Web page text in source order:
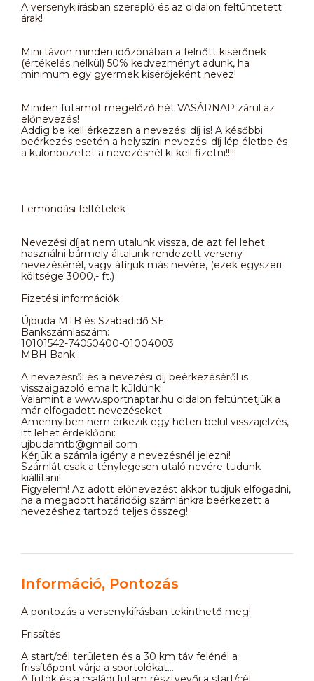
A versenykiírásban szereplő és az oldalon feltüntetett
árak!
Mini távon minden időzónában a felnőtt kisérőnek
(értékelés nélkül) 50% kedvezményt adunk, ha
minimum egy gyermek kisérőjeként nevez!
Minden futamot megelőző hét VASÁRNAP zárul az
előnevezés!
Addig be kell érkezzen a nevezési díj is! A későbbi
beérkezés esetén a helyszíni nevezési díj lép életbe és
a különbözetet a nevezésnél ki kell fizetni!!!!!
Lemondási feltételek
Nevezési díjat nem utalunk vissza, de azt fel lehet
használni bármely általunk rendezett verseny
nevezésénél, vagy átírjuk más nevére, (ezek egyszeri
költsége 3000,- ft.)
Fizetési információk
Újbuda MTB és Szabadidő SE
Bankszámlaszám:
10101542-74050400-01004003
MBH Bank
A nevezésről és a nevezési díj beérkezéséről is
visszaigazoló emailt küldünk!
Valamint a www.sportnaptar.hu oldalon feltüntetjük a
már elfogadott nevezéseket.
Amennyiben nem érkezik egy héten belül visszajelzés,
itt lehet érdeklődni:
ujbudamtb@gmail.com
Kérjük a számla igény a nevezésnél jelezni!
Számlát csak a ténylegesen utaló nevére tudunk
kiállítani!
Figyelem! Az adott előnevezést akkor tudjuk elfogadni,
ha a megadott határidőig számlánkra beérkezett a
nevezéshez tartozó teljes összeg!
Információ, Pontozás
A pontozás a versenykiírásban tekinthető meg!
Frissítés
A start/cél területen és a 30 km táv felénél a
frissítőpont várja a sportolókat…